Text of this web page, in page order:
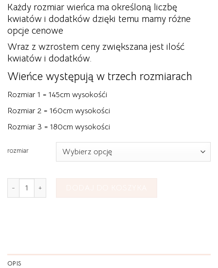
Każdy rozmiar wieńca ma określoną liczbę
kwiatów i dodatków dzięki temu mamy różne
opcje cenowe
Wraz z wzrostem ceny zwiększana jest ilość
kwiatów i dodatków.
Wieńce występują w trzech rozmiarach
Rozmiar 1 = 145cm wysokośći
Rozmiar 2 = 160cm wysokości
Rozmiar 3 = 180cm wysokości
rozmiar
ilość Wieniec Pogrzebowy nr 36
OPIS